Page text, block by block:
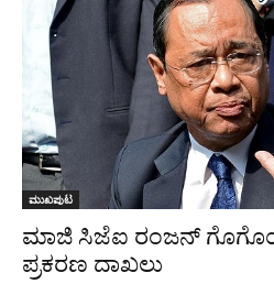
ಮುಖಪುಟ
ಮಾಜಿ ಸಿಜೆಐ ರಂಜನ್
ಪ್ರಕರಣ ದಾಖಲು